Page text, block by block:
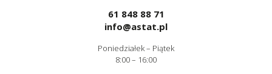
61 848 88 71
info@astat.pl
Poniedziałek – Piątek
8:00 – 16:00